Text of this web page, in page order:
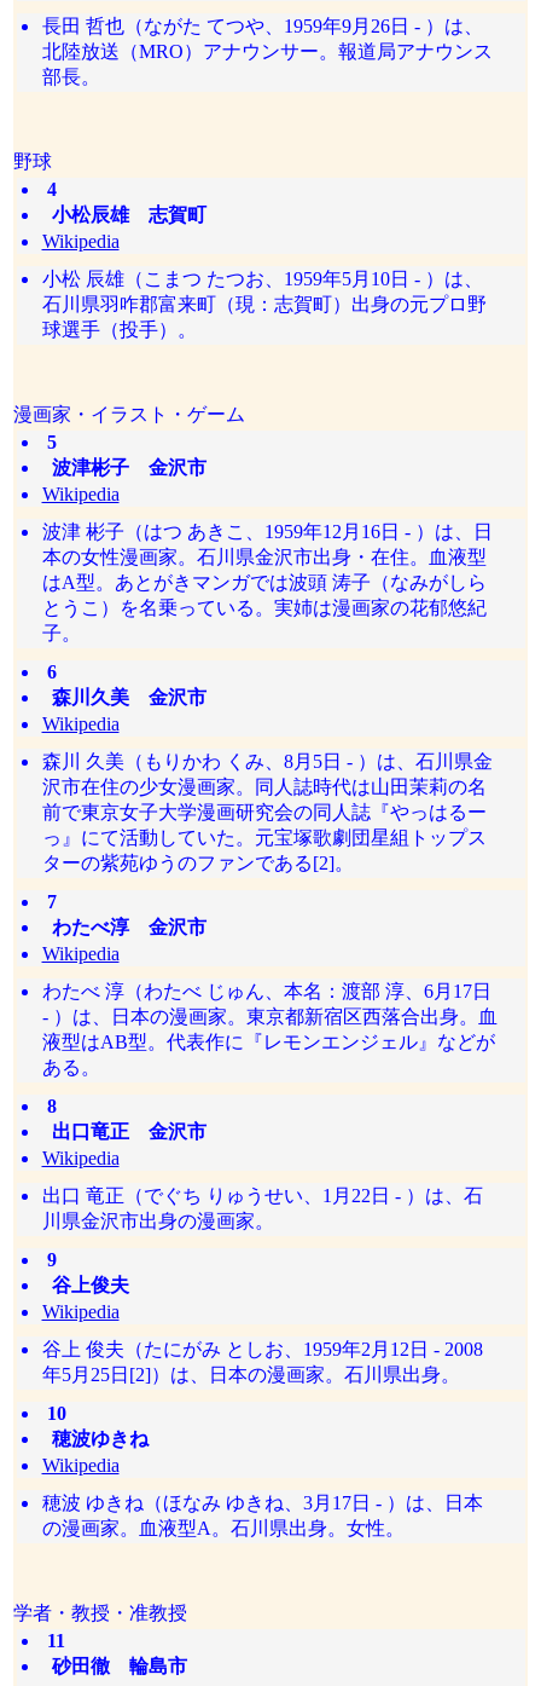
長田 哲也（ながた てつや、1959年9月26日 - ）は、
北陸放送（MRO）アナウンサー。報道局アナウンス
部長。
野球
4
小松辰雄 志賀町
Wikipedia
小松 辰雄（こまつ たつお、1959年5月10日 - ）は、
石川県羽咋郡富来町（現：志賀町）出身の元プロ野
球選手（投手）。
漫画家・イラスト・ゲーム
5
波津彬子 金沢市
Wikipedia
波津 彬子（はつ あきこ、1959年12月16日 - ）は、日
本の女性漫画家。石川県金沢市出身・在住。血液型
はA型。あとがきマンガでは波頭 涛子（なみがしら
とうこ）を名乗っている。実姉は漫画家の花郁悠紀
子。
6
森川久美 金沢市
Wikipedia
森川 久美（もりかわ くみ、8月5日 - ）は、石川県金
沢市在住の少女漫画家。同人誌時代は山田茉莉の名
前で東京女子大学漫画研究会の同人誌『やっはるー
っ』にて活動していた。元宝塚歌劇団星組トップス
ターの紫苑ゆうのファンである[2]。
7
わたべ淳 金沢市
Wikipedia
わたべ 淳（わたべ じゅん、本名：渡部 淳、6月17日
- ）は、日本の漫画家。東京都新宿区西落合出身。血
液型はAB型。代表作に『レモンエンジェル』などが
ある。
8
出口竜正 金沢市
Wikipedia
出口 竜正（でぐち りゅうせい、1月22日 - ）は、石
川県金沢市出身の漫画家。
9
谷上俊夫
Wikipedia
谷上 俊夫（たにがみ としお、1959年2月12日 - 2008
年5月25日[2]）は、日本の漫画家。石川県出身。
10
穂波ゆきね
Wikipedia
穂波 ゆきね（ほなみ ゆきね、3月17日 - ）は、日本
の漫画家。血液型A。石川県出身。女性。
学者・教授・准教授
11
砂田徹 輪島市